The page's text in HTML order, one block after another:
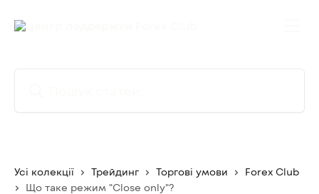
Усі колекції Трейдинг Торгові умови
Forex Club
Що таке режим "Close only"?